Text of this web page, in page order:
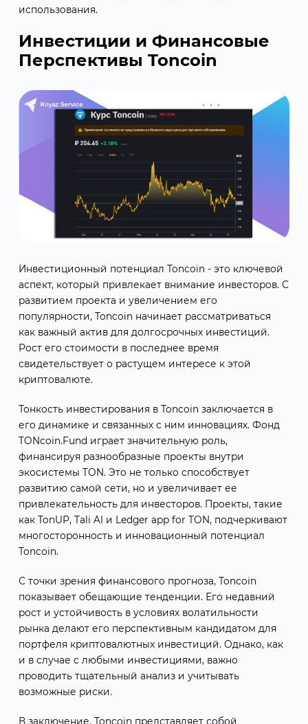
использования.
Инвестиции и Финансовые
Перспективы Toncoin
Инвестиционный потенциал Toncoin - это ключевой
аспект, который привлекает внимание инвесторов. С
развитием проекта и увеличением его
популярности, Toncoin начинает рассматриваться
как важный актив для долгосрочных инвестиций.
Рост его стоимости в последнее время
свидетельствует о растущем интересе к этой
криптовалюте.
Тонкость инвестирования в Toncoin заключается в
его динамике и связанных с ним инновациях. Фонд
TONcoin.Fund играет значительную роль,
финансируя разнообразные проекты внутри
экосистемы TON. Это не только способствует
развитию самой сети, но и увеличивает ее
привлекательность для инвесторов. Проекты, такие
как TonUP, Tali AI и Ledger app for TON, подчеркивают
многосторонность и инновационный потенциал
Toncoin.
С точки зрения финансового прогноза, Toncoin
показывает обещающие тенденции. Его недавний
рост и устойчивость в условиях волатильности
рынка делают его перспективным кандидатом для
портфеля криптовалютных инвестиций. Однако, как
и в случае с любыми инвестициями, важно
проводить тщательный анализ и учитывать
возможные риски.
В заключение, Toncoin представляет собой